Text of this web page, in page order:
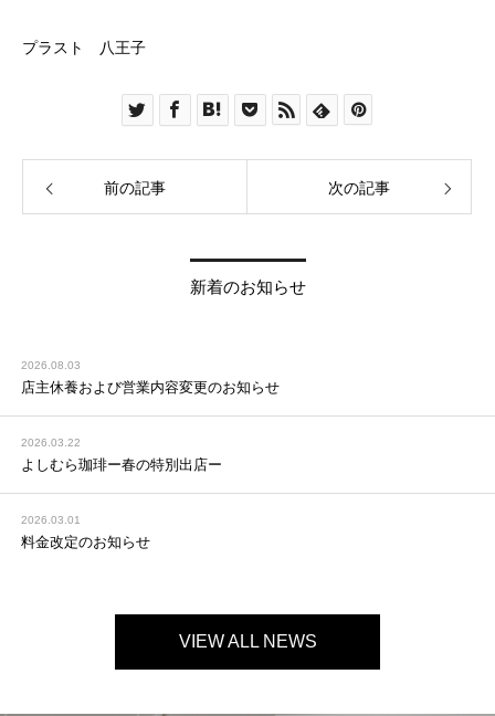
プラスト 八王子
前の記事 次の記事
新着のお知らせ
2026.08.03
店主休養および営業内容変更のお知らせ
2026.03.22
よしむら珈琲ー春の特別出店ー
2026.03.01
料金改定のお知らせ
VIEW ALL NEWS